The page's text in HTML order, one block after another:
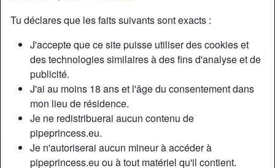
Tu déclares que les faits suivants sont exacts :
J'accepte que ce site puisse utiliser des cookies et
des technologies similaires à des fins d'analyse et de
publicité.
J'ai au moins 18 ans et l'âge du consentement dans
mon lieu de résidence.
Je ne redistribuerai aucun contenu de
pipeprincess.eu.
Je n'autoriserai aucun mineur à accéder à
pipeprincess.eu ou à tout matériel qu'il contient.
Nickname:
Belleicia
Âge:
30